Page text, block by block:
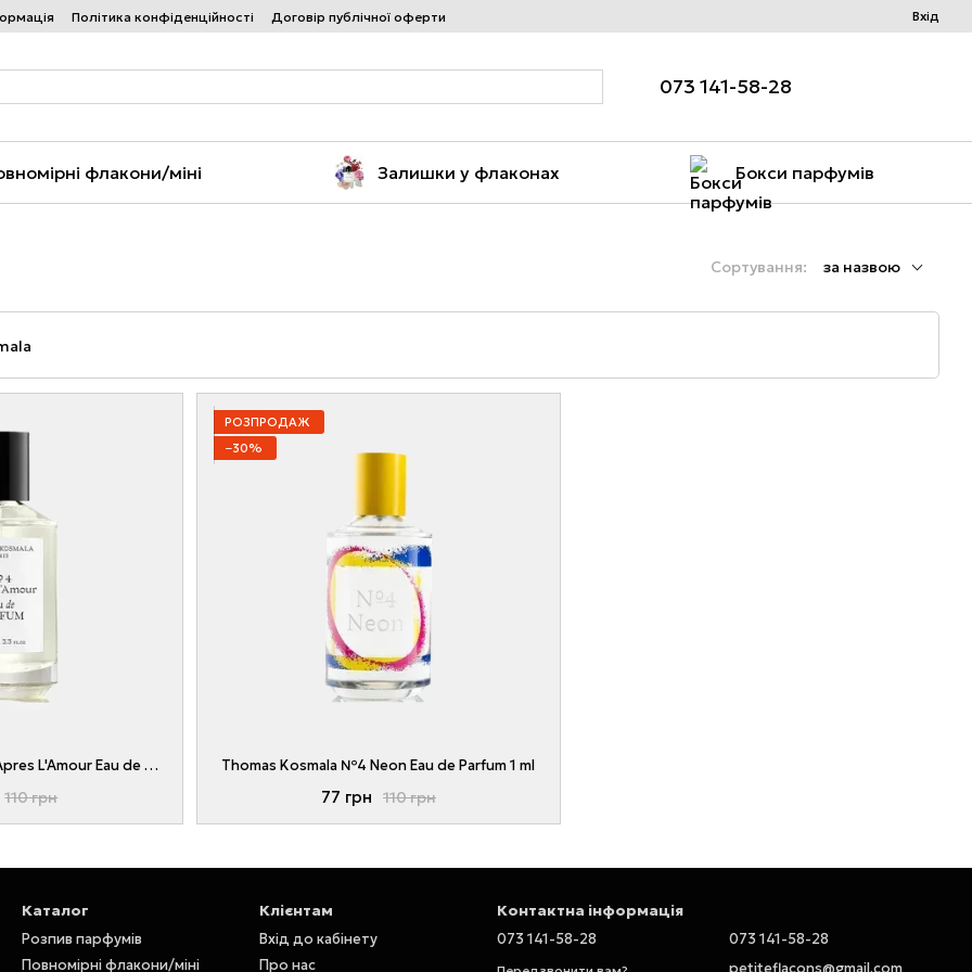
Політика конфіденційності Договір публічної оферти Вхід
073 141-58-28
флакони/міні Залишки у флаконах Бокси парфумів
Сортування: за назвою
Thomas Kosmala No. 4 Apres L'Amour Eau de Parfum 1 ml
110 грн
РОЗПРОДАЖ
−30%
Thomas Kosmala №4 Neon Eau de Parfum 1 ml
110 грн
77 грн
Каталог
Розпив парфумів
Повномірні флакони/міні
Клієнтам
Вхід до кабінету
Про нас
Контактна інформація
073 141-58-28
073 141-58-28